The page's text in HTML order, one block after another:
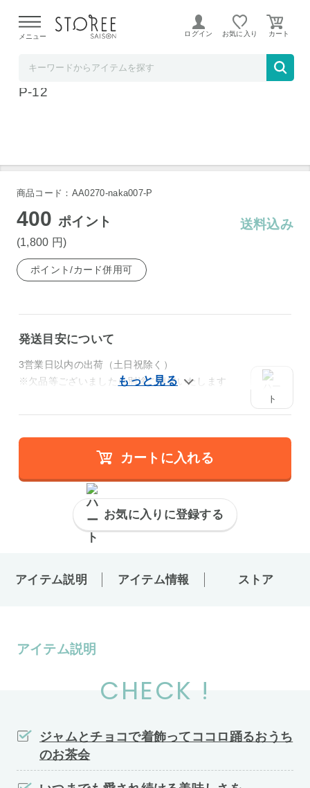
よる配送遅延が発生しております。
メニュー ログイン お気に入り
ベイクドクッキー（ロシアケーキ） 12個 BC
P-12
商品コード：AA0270-naka007-P
400ポイント
(1,800 円)
送料込み
ポイント/カード併用可
発送目安について
3営業日以内の出荷（土日祝除く）
※欠品等ございましたら別途ご連絡いたします
カートに入れる
お気に入りに登録する
アイテム説明 アイテム情報 ストア
アイテム説明
CHECK !
ジャムとチョコで着飾ってココロ踊るおうち
のお茶会